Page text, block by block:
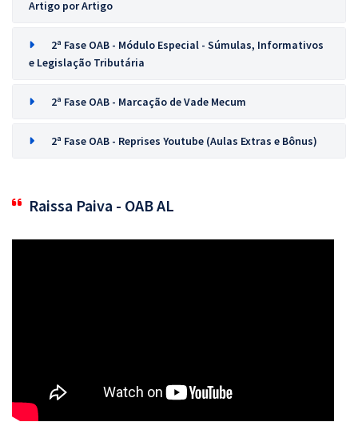
Artigo por Artigo
2ª Fase OAB - Módulo Especial - Súmulas, Informativos
e Legislação Tributária
2ª Fase OAB - Marcação de Vade Mecum
2ª Fase OAB - Reprises Youtube (Aulas Extras e Bônus)
Raissa Paiva - OAB AL